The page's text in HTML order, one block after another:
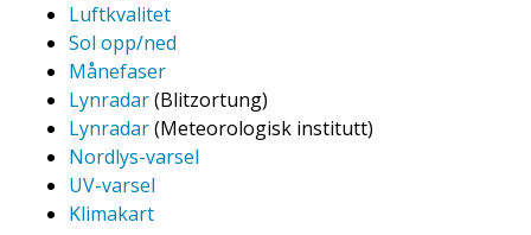
Luftkvalitet
Sol opp/ned
Månefaser
Lynradar(Blitzortung)
Lynradar(Meteorologisk institutt)
Nordlys-varsel
UV-varsel
Klimakart